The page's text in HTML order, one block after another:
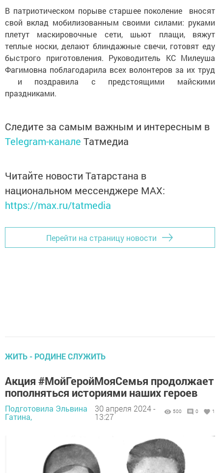
В патриотическом порыве старшее поколение вносят
свой вклад мобилизованным своими силами: руками
плетут маскировочные сети, шьют плащи, вяжут
теплые носки, делают блиндажные свечи, готовят еду
быстрого приготовления. Руководитель КС Милеуша
Фагимовна поблагодарила всех волонтеров за их труд
и поздравила с предстоящими майскими
праздниками.
Следите за самым важным и интересным в
Telegram-канале Татмедиа
Читайте новости Татарстана в
национальном мессенджере MАХ:
https://max.ru/tatmedia
Перейти на страницу новости
ЖИТЬ - РОДИНЕ СЛУЖИТЬ
Акция #МойГеройМояСемья продолжает
пополняться историями наших героев
Подготовила Эльвина
Гатина,
30 апреля 2024 -
13:27
500 0 1